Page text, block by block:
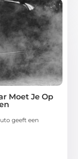
Moet Je Op
geeft een